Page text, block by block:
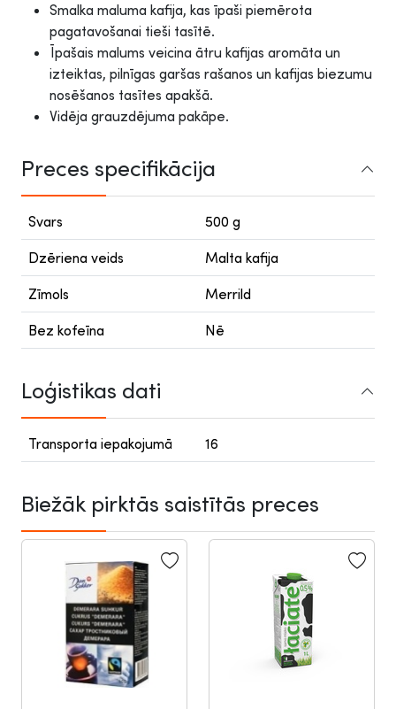
Smalka maluma kafija, kas īpaši piemērota
pagatavošanai tieši tasītē.
Īpašais malums veicina ātru kafijas aromāta un
izteiktas, pilnīgas garšas rašanos un kafijas biezumu
nosēšanos tasītes apakšā.
Vidēja grauzdējuma pakāpe.
Preces specifikācija
Svars 500 g
Dzēriena veids Malta kafija
Zīmols Merrild
Bez kofeīna Nē
Loģistikas dati
Transporta iepakojumā 16
Biežāk pirktās saistītās preces